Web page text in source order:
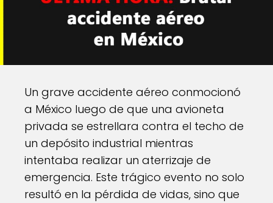
Un grave accidente aéreo conmocionó
a México luego de que una avioneta
privada se estrellara contra el techo de
un depósito industrial mientras
intentaba realizar un aterrizaje de
emergencia. Este trágico evento no solo
resultó en la pérdida de vidas, sino que